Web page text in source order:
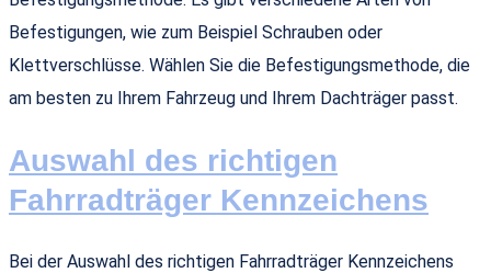
Befestigungen, wie zum Beispiel Schrauben oder
Klettverschlüsse. Wählen Sie die Befestigungsmethode, die
am besten zu Ihrem Fahrzeug und Ihrem Dachträger passt.
Auswahl des richtigen
Fahrradträger Kennzeichens
Bei der Auswahl des richtigen Fahrradträger Kennzeichens